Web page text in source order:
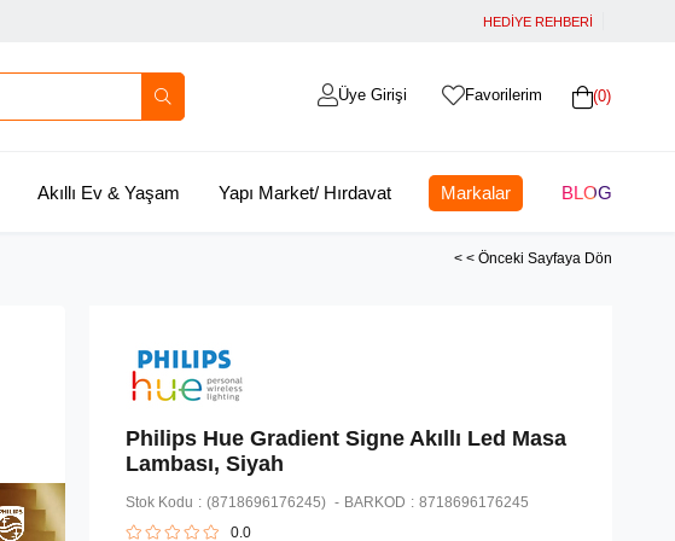
HEDİYE REHBERİ
0
Favorilerim
Üye Girişi
Akıllı Ev & Yaşam Yapı Market/ Hırdavat Markalar BLOG
< < Önceki Sayfaya Dön
Philips Hue Gradient Signe Akıllı Led Masa
Lambası, Siyah
Stok Kodu (8718696176245) BARKOD : 8718696176245
0.0